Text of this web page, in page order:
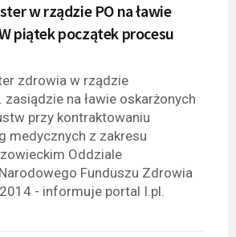
w rządzie PO na ławie
piątek początek procesu
zdrowia w rządzie
zasiądzie na ławie oskarżonych
przy kontraktowaniu
medycznych z zakresu
Oddziale
Funduszu Zdrowia
- informuje portal I.pl.